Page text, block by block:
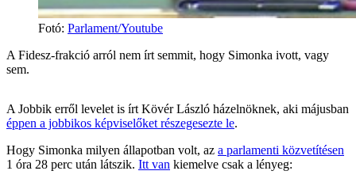
Fotó: Parlament/Youtube
A Fidesz-frakció arról nem írt semmit, hogy Simonka ivott, vagy
sem.
A Jobbik erről levelet is írt Kövér László házelnöknek, aki májusban
éppen a jobbikos képviselőket részegesezte le.
Hogy Simonka milyen állapotban volt, az a parlamenti közvetítésen
1 óra 28 perc után látszik. Itt van kiemelve csak a lényeg: